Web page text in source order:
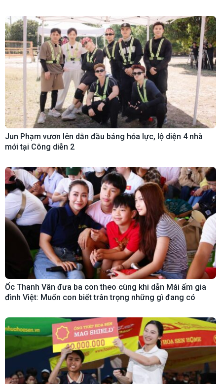
Jun Phạm vươn lên dẫn đầu bảng hỏa lực, lộ diện 4 nhà
mới tại Công diễn 2
Ốc Thanh Vân đưa ba con theo cùng khi dẫn Mái ấm gia
đình Việt: Muốn con biết trân trọng những gì đang có